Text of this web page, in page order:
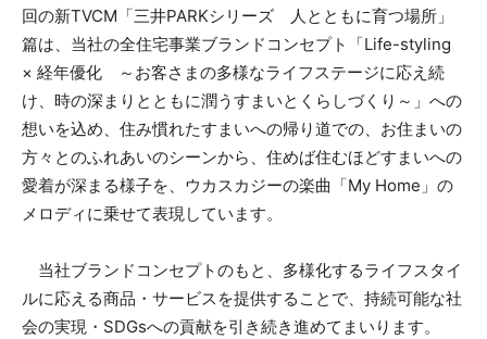
回の新TVCM「三井PARKシリーズ 人とともに育つ場所」
篇は、当社の全住宅事業ブランドコンセプト「Life-styling
× 経年優化 ～お客さまの多様なライフステージに応え続
け、時の深まりとともに潤うすまいとくらしづくり～」への
想いを込め、住み慣れたすまいへの帰り道での、お住まいの
方々とのふれあいのシーンから、住めば住むほどすまいへの
愛着が深まる様子を、ウカスカジーの楽曲「My Home」の
メロディに乗せて表現しています。
当社ブランドコンセプトのもと、多様化するライフスタイ
ルに応える商品・サービスを提供することで、持続可能な社
会の実現・SDGsへの貢献を引き続き進めてまいります。